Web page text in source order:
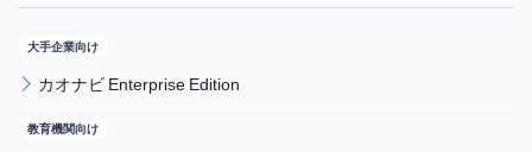
カオナビ Enterprise Edition